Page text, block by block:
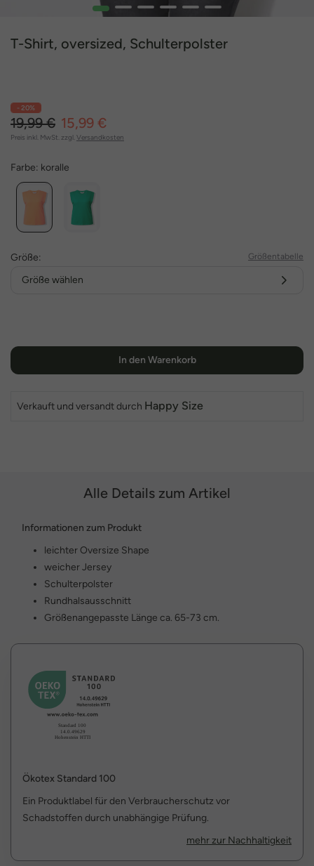
1 2 3 4 5 6
T-Shirt, oversized, Schulterpolster
- 20%
19,99 € 15,99 €
Preis inkl. MwSt. zzgl. Versandkosten
Farbe: koralle
Größe: Größentabelle
Größe wählen
In den Warenkorb
Verkauft und versandt durch Happy Size
Alle Details zum Artikel
Informationen zum Produkt
leichter Oversize Shape
weicher Jersey
Schulterpolster
Rundhalsausschnitt
Größenangepasste Länge ca. 65-73 cm.
Ökotex Standard 100
Ein Produktlabel für den Verbraucherschutz vor
Schadstoffen durch unabhängige Prüfung.
mehr zur Nachhaltigkeit